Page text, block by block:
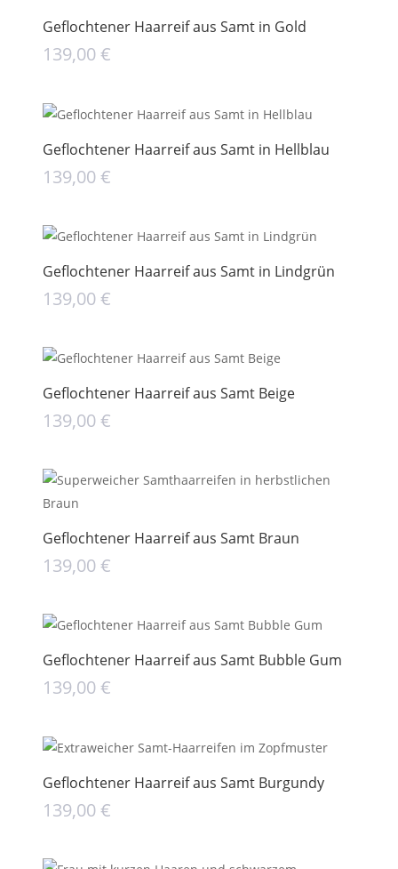
Geflochtener Haarreif aus Samt in Gold
139,00€
Geflochtener Haarreif aus Samt in Hellblau
139,00€
Geflochtener Haarreif aus Samt in Lindgrün
139,00€
Geflochtener Haarreif aus Samt Beige
139,00€
Geflochtener Haarreif aus Samt Braun
139,00€
Geflochtener Haarreif aus Samt Bubble Gum
139,00€
Geflochtener Haarreif aus Samt Burgundy
139,00€